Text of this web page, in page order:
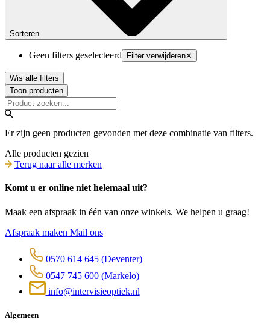
Sorteren
Geen filters geselecteerd Filter verwijderen✕
Wis alle filters
Toon producten
Er zijn geen producten gevonden met deze combinatie van filters.
Alle producten gezien
Terug naar alle merken
Komt u er online niet helemaal uit?
Maak een afspraak in één van onze winkels. We helpen u graag!
Afspraak maken Mail ons
0570 614 645 (Deventer)
0547 745 600 (Markelo)
info@intervisieoptiek.nl
Algemeen